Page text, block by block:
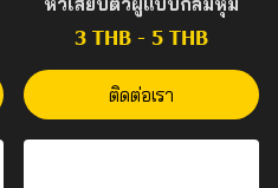
3 THB- 5 THB
ติดต่อเรา